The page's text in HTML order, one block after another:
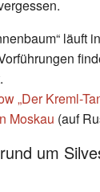
läuft
„Der Kreml-
Moskau (auf
um